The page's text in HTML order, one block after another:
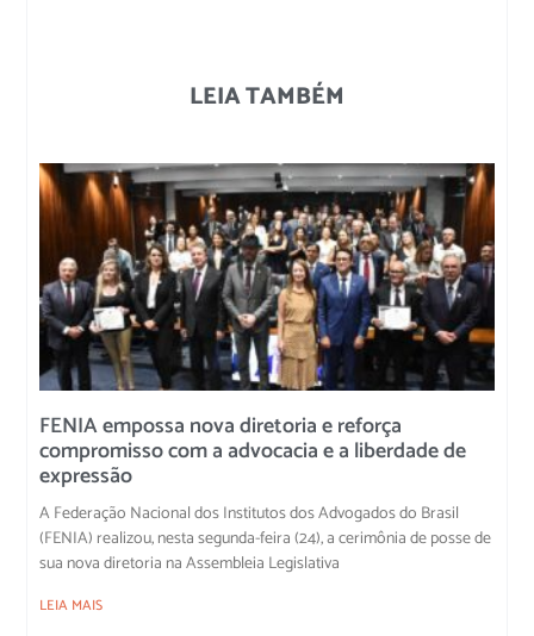
LEIA TAMBÉM
FENIA empossa nova diretoria e reforça
compromisso com a advocacia e a liberdade de
expressão
A Federação Nacional dos Institutos dos Advogados do Brasil
(FENIA) realizou, nesta segunda-feira (24), a cerimônia de posse de
sua nova diretoria na Assembleia Legislativa
LEIA MAIS